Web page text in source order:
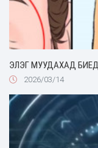
ЭЛЭГ МУУДАХАД
2026/03/14